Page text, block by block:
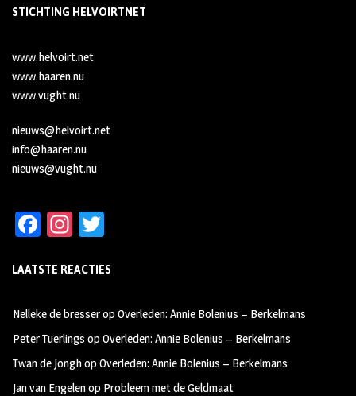
STICHTING HELVOIRTNET
www.helvoirt.net
www.haaren.nu
www.vught.nu
nieuws@helvoirt.net
info@haaren.nu
nieuws@vught.nu
Fa
b
oo
k
In
ag
m
tt
LAATSTE REACTIES
Nelleke de bresseropOverleden: Annie Bolenius – Berkelmans
Peter Tuerlings opOverleden: Annie Bolenius – Berkelmans
Twan de JonghopOverleden: Annie Bolenius – Berkelmans
Jan van Engelenop Probleem met de Geldmaat